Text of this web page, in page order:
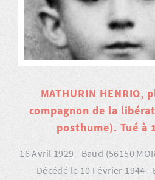
MATHURIN HENRIO,
compagnon de la
posthume). Tué à
16 Avril 1929 - Baud (56150
Décédé le 10 Février 1944 -